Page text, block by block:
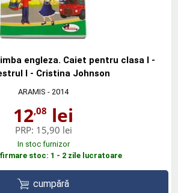
engleza. Caiet pentru clasa I -
I - Cristina Johnson
ARAMIS - 2014
12,08 lei
PRP: 15,90 lei
In stoc furnizor
stoc: 1 - 2 zile lucratoare
cumpără